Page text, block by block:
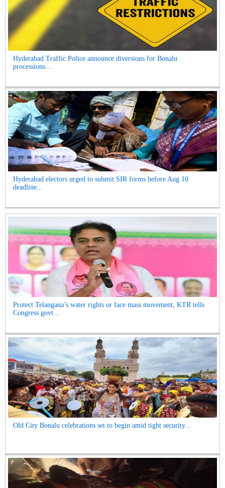
Hyderabad Traffic Police announce diversions for Bonalu
processions...
Hyderabad electors urged to submit SIR forms before Aug 10
deadline...
Protect Telangana’s water rights or face mass movement, KTR tells
Congress govt...
Old City Bonalu celebrations set to begin amid tight security...